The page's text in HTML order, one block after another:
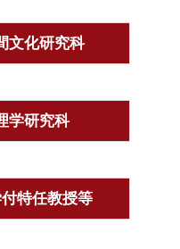
文化研究科
学研究科
特任教授等